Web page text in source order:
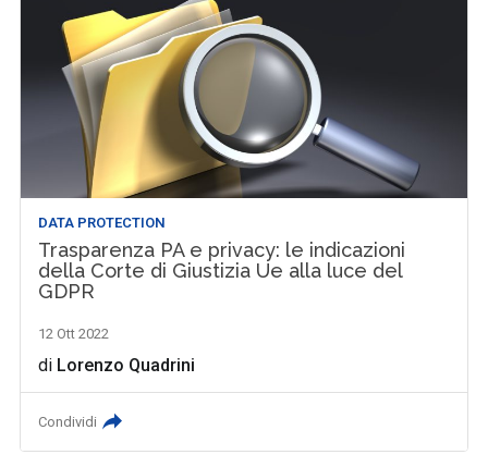
DATA PROTECTION
Trasparenza PA e privacy: le indicazioni
della Corte di Giustizia Ue alla luce del
GDPR
12 Ott 2022
di Lorenzo Quadrini
Condividi